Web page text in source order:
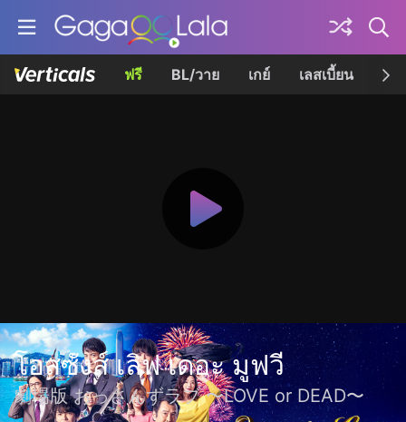
ฟรี BL/วาย เกย์ เลสเบี้ยน เค
โอสซังส์ เลิฟ เดอะ มูฟวี
劇場版 おっさんずラブ 〜LOVE or DEAD〜